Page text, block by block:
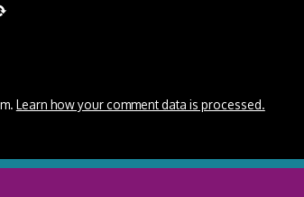
Learn how your comment data is processed.